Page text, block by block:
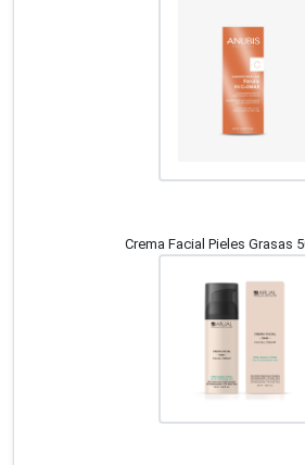
Crema Facial Pieles Grasas